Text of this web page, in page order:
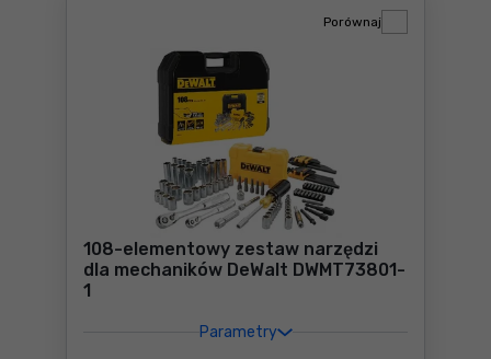
108-elementowy zestaw narzędzi
dla mechaników DeWalt DWMT73801-
1
Parametry
Porównaj